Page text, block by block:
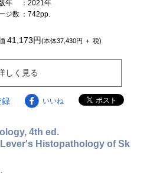
年
：2021年
ジ数 ：742pp.
41,173円(本体37,430円 ＋ 税)
しく見る
録 いいね
4th ed.
Histopathology of Sk